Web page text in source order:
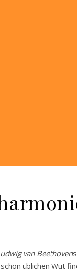
van Beethovens
üblichen Wut